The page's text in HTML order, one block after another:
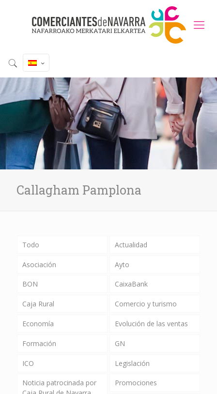
Callagham Pamplona
Todo Actualidad
Asociación Ayto
BON CaixaBank
Caja Rural Comercio y turismo
Economía Evolución de las ventas
Formación GN
ICO Legislación
Noticia patrocinada por
Promociones